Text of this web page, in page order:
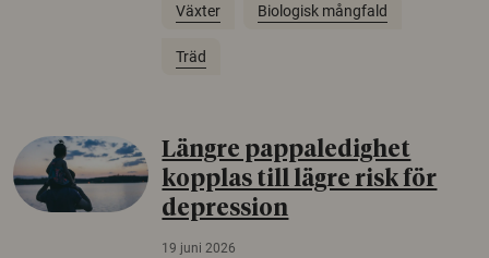
Växter Biologisk mångfald
Träd
Längre pappaledighet
kopplas till lägre risk för
depression
19 juni 2026